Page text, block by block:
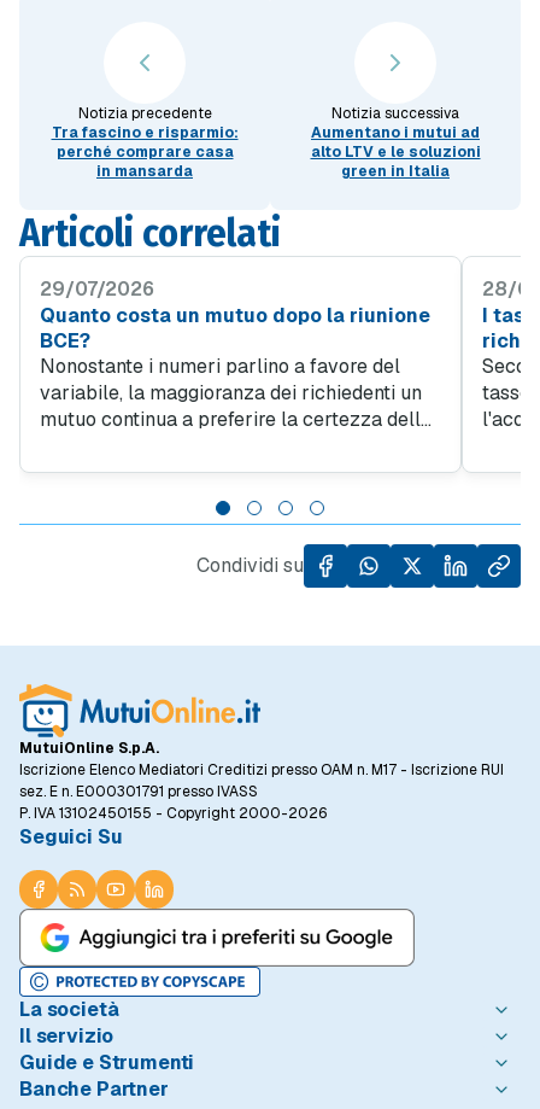
Notizia precedente
Tra fascino e risparmio:
perché comprare casa
in mansarda
Notizia successiva
Aumentano i mutui ad
alto LTV e le soluzioni
green in Italia
Articoli correlati
29/07/2026
Quanto costa un mutuo dopo la riunione
BCE?
Nonostante i numeri parlino a favore del
variabile, la maggioranza dei richiedenti un
mutuo continua a preferire la certezza della
MutuiOnline.it, a luglio il tasso fisso copre il
94 per cento delle richieste di mutuo.
28/
I
tasso
2023.
del
Condividi su
MutuiOnline S.p.A.
Iscrizione Elenco Mediatori Creditizi presso OAM n. M17 - Iscrizione RUI
sez. E n. E000301791 presso IVASS
P. IVA 13102450155 - Copyright 2000-2026
Seguici Su
La società
Chi è MutuiOnline.it
Contatta MutuiOnline.it
Opinioni degli Utenti
Il servizio
Come Funziona
Condizioni di Utilizzo
Guide e Strumenti
Guide Mutui
Banche Partner